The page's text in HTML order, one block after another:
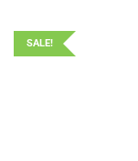
SALE!